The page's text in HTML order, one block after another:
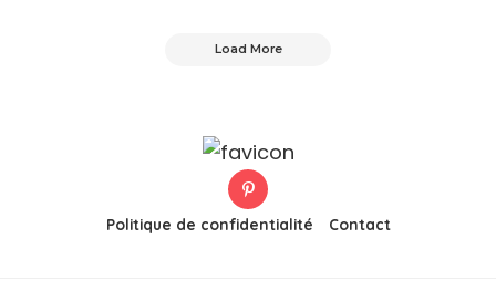
Load More
Politique de confidentialité Contact